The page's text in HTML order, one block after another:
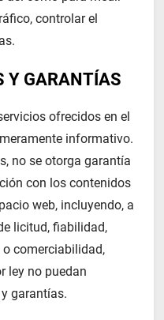
controlar el
Y GARANTÍAS
ofrecidos en el
informativo.
no se otorga garantía
con los contenidos
web, incluyendo, a
licitud, fiabilidad,
comerciabilidad,
ley no puedan
garantías.